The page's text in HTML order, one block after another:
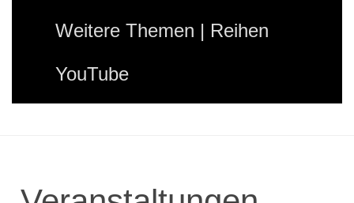
Weitere Themen | Reihen
YouTube